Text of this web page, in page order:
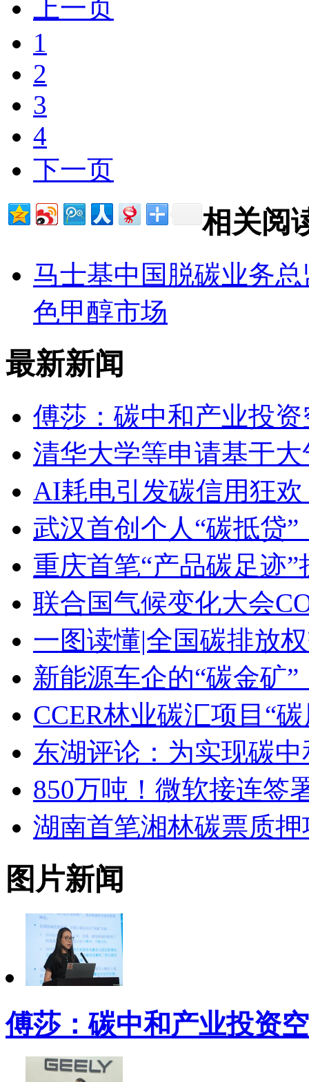
上一页
1
2
3
4
下一页
相关阅
马士基中国脱碳业务
色甲醇市场​
最新新闻
傅莎：碳中和产业投
清华大学等申请基于
AI耗电引发碳信用狂
武汉首创个人“碳抵贷
重庆首笔“产品碳足迹
联合国气候变化大会
一图读懂|全国碳排放
新能源车企的“碳金矿
CCER林业碳汇项目“
东湖评论：为实现碳
850万吨！微软接连签
湖南首笔湘林碳票质
图片新闻
傅莎：碳中和产业投资